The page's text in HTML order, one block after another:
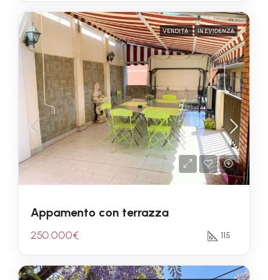
VENDITA IN EVIDENZA
Appamento con terrazza
250.000€ 115